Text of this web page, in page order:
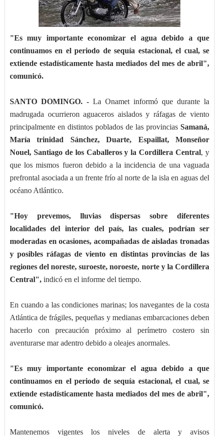
"Es muy importante economizar el agua debido a que
continuamos en el periodo de sequía estacional, el cual, se
extiende estadísticamente hasta mediados del mes de abril",
comunicó.
SANTO DOMINGO. - La Onamet informó que durante la
madrugada ocurrieron aguaceros aislados y ráfagas de viento
principalmente en distintos poblados de las provinciasSamaná,
María trinidad Sánchez, Duarte, Espaillat, Monseñor
Nouel, Santiago de los Caballeros y la Cordillera Central, y
que los mismos fueron debido a la incidencia de una vaguada
prefrontal asociada a un frente frío al norte de la isla en aguas del
océano Atlántico.
"Hoy prevemos, lluvias dispersas sobre diferentes
localidades del interior del país, las cuales, podrían ser
moderadas en ocasiones, acompañadas de aisladas tronadas
y posibles ráfagas de viento en distintas provincias de las
regiones del noreste, suroeste, noroeste, norte y la Cordillera
Central",indicó en el informe del tiempo.
En cuando a las condiciones marinas; los navegantes de la costa
Atlántica de frágiles, pequeñas y medianas embarcaciones deben
hacerlo con precaución próximo al perímetro costero sin
aventurarse mar adentro debido a oleajes anormales.
"Es muy importante economizar el agua debido a que
continuamos en el periodo de sequía estacional, el cual, se
extiende estadísticamente hasta mediados del mes de abril",
comunicó.
Mantenemos vigentes los niveles de alerta y avisos